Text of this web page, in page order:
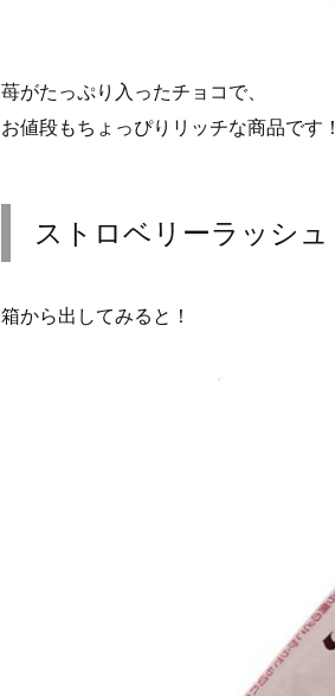
苺がたっぷり入ったチョコで、
お値段もちょっぴりリッチな商品です！
ストロベリーラッシュ
箱から出してみると！